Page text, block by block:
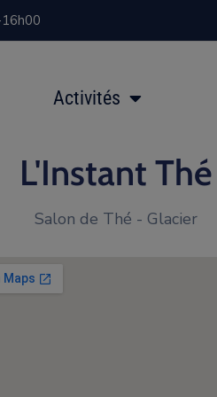
Activités
L'Instant Thé
Salon de Thé - Glacier